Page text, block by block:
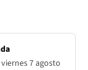
7 agosto